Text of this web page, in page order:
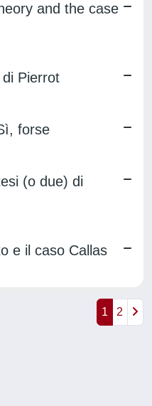
and the case
Pierrot
forse
(o due) di
e il caso Callas
1 2